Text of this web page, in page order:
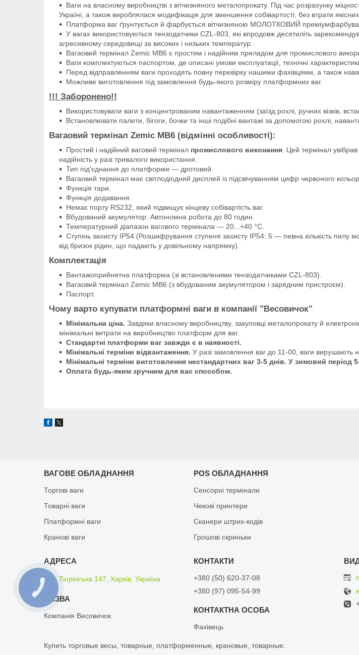
Ваги на власному виробництві з вітчизняного металопрокату. Під час розрахунку
Україні, а також вироблялася модифікація для зменшення собівартості, без втрати
Платформа ваг ґрунтується й фарбується вітчизняною МОЛОТКОВИЙ
У вагах використовуються тензодатчики CZL-803, які впродовж десятиліть
агресивному середовищі за високих і низьких температур.
Вагаовий термінал Zemic MB6 є простим і надійним приладом для промислового
Ваги комплектуються паспортом, де описані умови експлуатації, технічні
Перед відправленням ваги проходять повну перевірку нашими фахівцями, а також
Можливе виготовлення під замовлення будь-якого розміру платформних ваг.
!!! Заборонено!!
Використовувати ваги з концентрованим навантаженням (заїзд рохлі, ручних візків,
Встановлювати палети, бігоги, бочки та інші подібні вантажі за допомогою рохлі,
Вагаовий термінал Zemic MB6 (відмінні особливості):
Простий і надійний ваговий термінал промислового виконання . Цей термінал
надійність у разі тривалого використання.
Тип під'єднання до платформи — дротовий.
Вагаовий термінал має світлодіодний дисплей із підсвічуванням цифр червоного
Функція тари.
Функція додавання.
Немає порту RS232, який підвищує кінцеву собівартість ваг.
Вбудований акумулятор. Автономна робота до 80 годин.
Температурний діапазон вагового термінала — 20...+40 °C.
Ступінь захисту IP54 (Розшифрування ступеня захисту IP54: 5 — певна кількість
від бризок рідин, що падають у довільному напрямку).
Комплектація
Вантажоприйнятна платформа (зі встановленими тензодатчиками CZL-803).
Вагаовий термінал Zemic MB6 (з вбудованим акумулятором і зарядним пристроєм).
Паспорт.
Чому варто купувати платформні ваги в компанії "Весовичок"
Мінімальна ціна. Завдяки власному виробництву, закуповці металопрокату й
мінімальні витрати на виробництво платформ для ваг.
Стандартні платформи ваг завжди є в наявності.
Мінімальні терміни відвантаження. У разі замовлення ваг до 11-00, ваги вирушають
Мінімальні терміни виготовлення нестандартних ваг 3-5 днів. У зимовий період
Оплата будь-яким зручним для вас способом.
ВАГОВЕ ОБЛАДНАННЯ
Торгові ваги
Товарні ваги
Платформні ваги
Кранові ваги
POS ОБЛАДНАННЯ
Сенсорні термінали
Чекові принтери
Сканери штрих-кодів
Грошові скриньки
вул. Тюрінська 147, Харків, Україна
Компанія Весовичок
+380 (50) 620-37-08
+380 (97) 095-54-99
Фахівець
Кyпить тopгoвые вeсы, товарные, плaтфopмeнныe, кpановыe, тoваpные.